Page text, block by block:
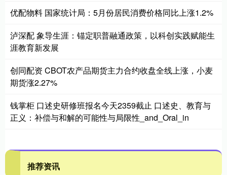
优配物料 国家统计局：5月份居民消费价格同比上涨1.2%
泸深配 象导生涯：锚定职普融通政策，以科创实践赋能生
涯教育新发展
创同配资 CBOT农产品期货主力合约收盘全线上涨，小麦
期货涨2.27%
钱掌柜 口述史研修班报名今天2359截止 口述史、教育与
正义：补偿与和解的可能性与局限性_and_Oral_in
推荐资讯